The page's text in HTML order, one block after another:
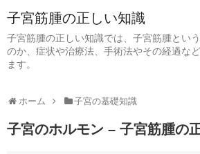
子宮筋腫の正しい知識
子宮筋腫の正しい知識では、子宮筋腫とい
のか、症状や治療法、手術法やその経過な
ます。
ホーム 子宮の基礎知識
子宮のホルモン – 子宮筋腫の